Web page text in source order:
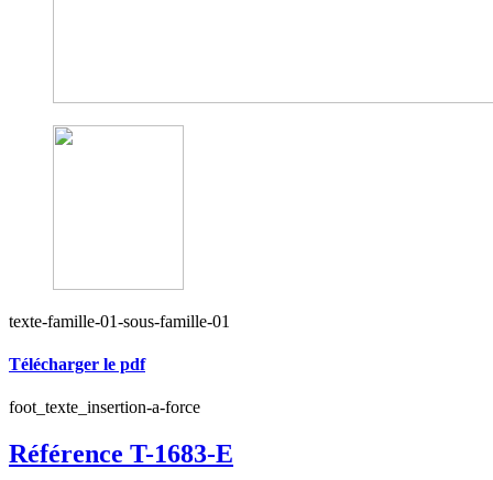
texte-famille-01-sous-famille-01
Télécharger le pdf
foot_texte_insertion-a-force
Référence T-1683-E